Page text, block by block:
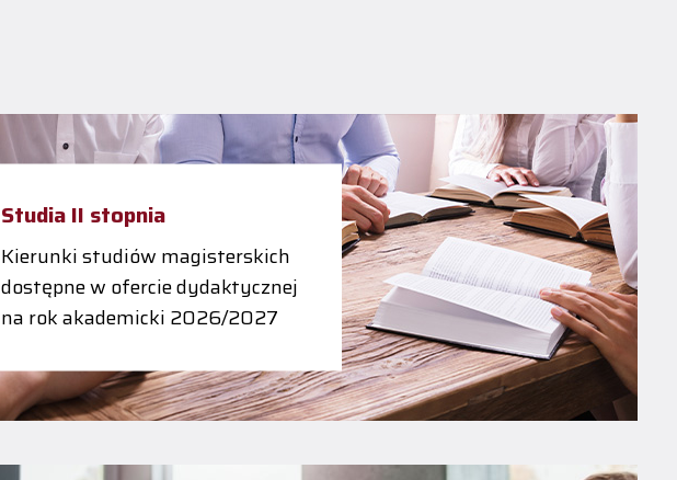
Studia II stopnia
Kierunki studiów magisterskich
dostępne w ofercie dydaktycznej
na rok akademicki 2026/2027